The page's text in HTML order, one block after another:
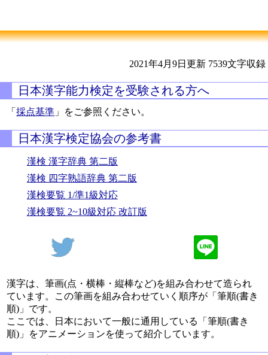
2021年4月9日更新 7539文字収録
日本漢字能力検定を受験される方へ
「採点基準 」をご参照ください。
日本漢字検定協会の参考書
漢検 漢字辞典 第二版
漢検 四字熟語辞典 第二版
漢検要覧 1/準1級対応
漢検要覧 2~10級対応 改訂版
漢字は、筆画(点・横棒・縦棒など)を組み合わせて造られ
ています。この筆画を組み合わせていく順序が「筆順(書き
順)」です。
ここでは、日本において一般に通用している「筆順(書き
順)」をアニメーションを使って紹介しています。